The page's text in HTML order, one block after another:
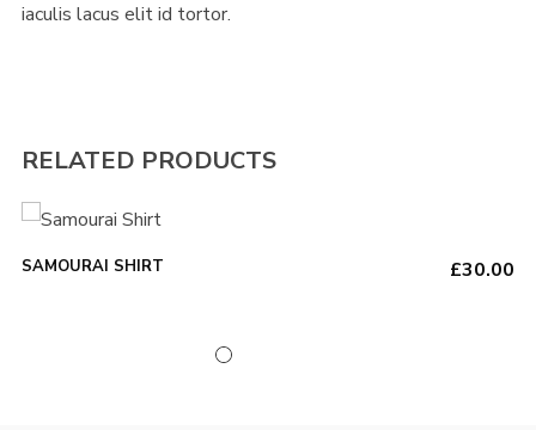
iaculis lacus elit id tortor.
RELATED PRODUCTS
SAMOURAI SHIRT £30.00